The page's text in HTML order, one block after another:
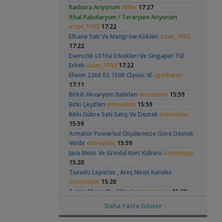
Tek Co2 Tüpü Aynı Anda 2 Akvaryumda
Kullanılır Mı?GETS34,10:03
Işık CO2 ve Ekipmanlar
Klorlu Suya Girmiş Pipo Filtrehoppala,
02:22
Filtreleme Seçenekleri
Akvaryum Daki Beyaz İnce Solucanlar
Ahmet53,23:56
Yeni Üye Forumu
Aquasphere Tr Youtube Kanalı
IgorVladimir, 23:11
Akvaryum Dünyasından Haberler
Vahşi Beta Ve Labirentli Hobicileri,
Birleşin!Cyber_Scout,22:34
Labirentliler
Süngerle 24 Saatte Sessiz Artemia
Çıkarma
Malzemeler ve Yemler Forumu
Leonardit Zeminli Akvaryum Kurulumu
Belisarius,20:14
Merhaba Bütçem Max 1200 Civarı Sessiz
Çift Çıkışlıberat76,19:41
Yavruları
Betta Antuta
Ramshorn Hakkında
Elma Salyangozu
Güncel
Akvaryumum
Red Mangrove
(rhizophora Mangle)
Yeni Tetra
Küçük Bir Su
Rasbora Arıyorum Miller 17:27
İthal Paludaryum / Teraryum Arıyorum
ozan_1903 17:22
Efsane Yati Ve Mangrow Kökleri ozan_1903
17:22
Damızlık L010a Erkekleri Ve Singapur Tül
Erkek ozan_1903 17:22
Eheim 2260 02 1500 Classic Xl ugurbaran
17:11
Bitkili Akvaryum Balıkları emreemin 15:59
Bitki Çeşitleri emreemin 15:59
Bitki Gübre Seti Satış Ve Destek emreemin
15:59
Armatür Powerled Ölçülerinize Göre Destek
Verilir emreemin 15:59
Java Moss Ve Grindal Kurt Kültürü omersayar
15:20
Tuxedo Lepistes , Ateş Neon Karides
omersayar 15:20
Tetra, Eheim Dış Filtreler omersayar 15:20
Ful Red Lepistes
ÖĞRÜNÇ
15:12
Daha Fazla Göster